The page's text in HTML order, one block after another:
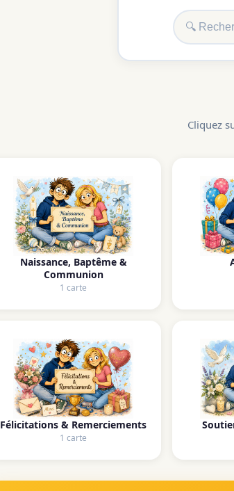
Cliquez
Naissance, Baptême &
Communion
1 carte
Félicitations & Remerciements
1 carte